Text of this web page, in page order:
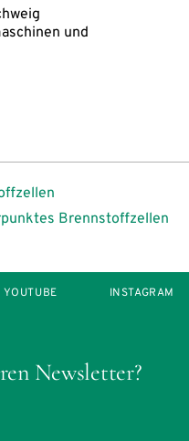
und
Brennstoffzellen
Newsletter?
YOUTUBE INSTAGRAM